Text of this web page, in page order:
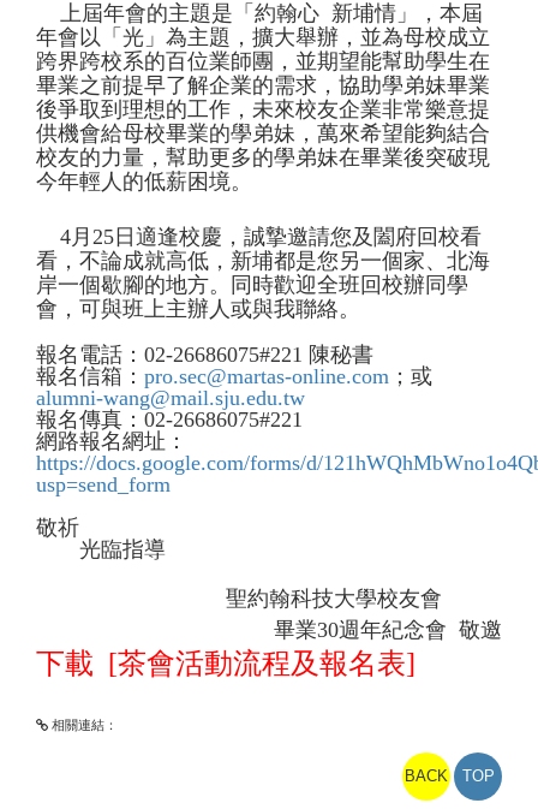
上屆年會的主題是「約翰心 新埔情」，本屆
年會以「光」為主題，擴大舉辦，並為母校成立
跨界跨校系的百位業師團，並期望能幫助學生在
畢業之前提早了解企業的需求，協助學弟妹畢業
後爭取到理想的工作，未來校友企業非常樂意提
供機會給母校畢業的學弟妹，萬來希望能夠結合
校友的力量，幫助更多的學弟妹在畢業後突破現
今年輕人的低薪困境。
4月 25 日適逢校慶，誠摯邀請您及闔府回校看
看，不論成就高低，新埔都是您另一個家、北海
岸一個歇腳的地方。同時歡迎全班回校辦同學
會，可與班上主辦人或與我聯絡。
報名電話： 02-26686075#221 陳秘書
報名信箱： pro.sec@martas-online.com ；或
alumni-wang@mail.sju.edu.tw
報名傳真： 02-26686075#221
網路報名網址：
https://docs.google.com/forms/d/
usp=send_form
敬祈
光臨指導
聖約翰科技大學校友會
畢業30週年紀念會 敬邀
下載 [茶會活動流程及報名表]
相關連結：
BACK TOP